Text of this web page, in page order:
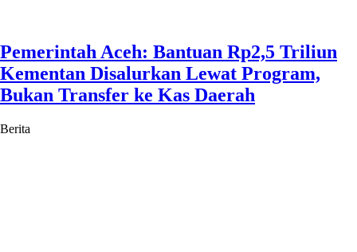
Pemerintah Aceh: Bantuan Rp2,5 Triliun
Kementan Disalurkan Lewat Program,
Bukan Transfer ke Kas Daerah
Berita